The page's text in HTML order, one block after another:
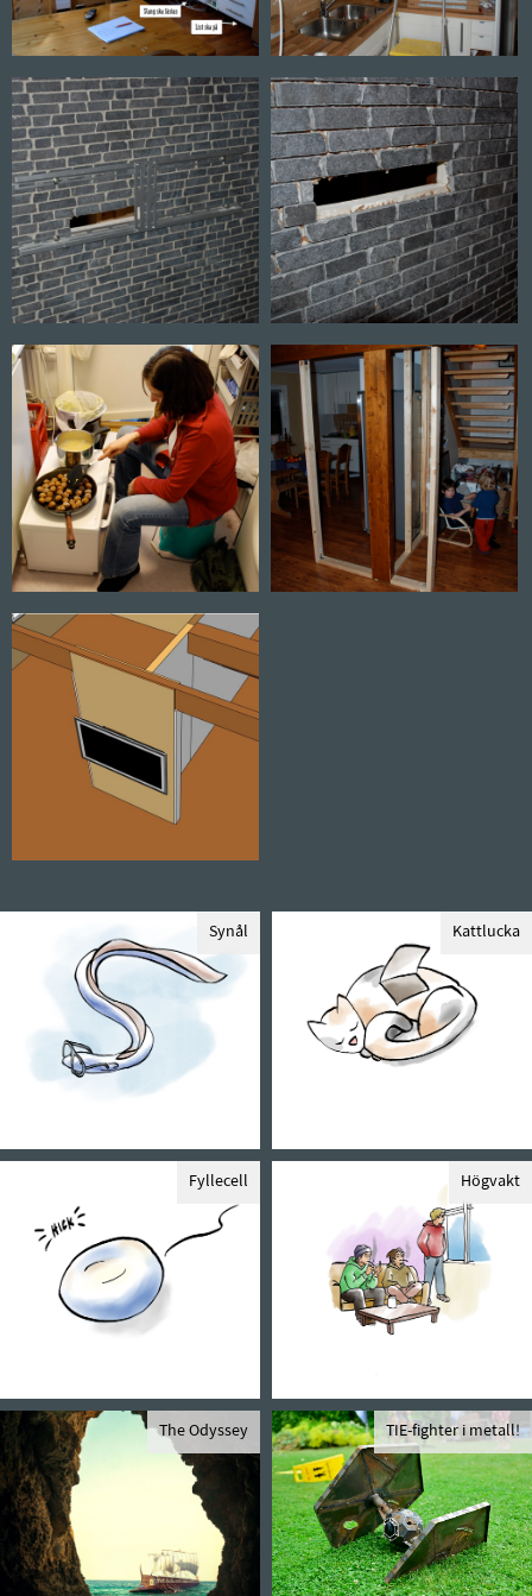
Synål Kattlucka
Fyllecell Högvakt
The Odyssey TIE-fighter i metall!